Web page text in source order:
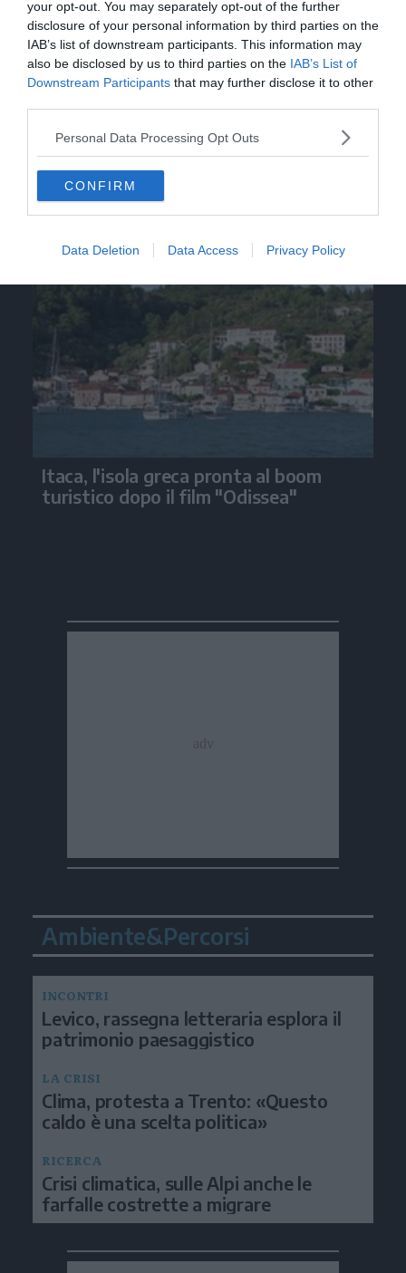
your opt-out. You may separately opt-out of the further
disclosure of your personal information by third parties on the
IAB’s list of downstream participants. This information may
also be disclosed by us to third parties on the IAB’s List of
Downstream Participants that may further disclose it to other
Personal Data Processing Opt Outs
CONFIRM
Data Deletion Data Access Privacy Policy
Itaca, l'isola greca pronta al boom
turistico dopo il film "Odissea"
Ambiente&Percorsi
INCONTRI
Levico, rassegna letteraria esplora il
patrimonio paesaggistico
LA CRISI
Clima, protesta a Trento: «Questo
caldo è una scelta politica»
RICERCA
Crisi climatica, sulle Alpi anche le
farfalle costrette a migrare